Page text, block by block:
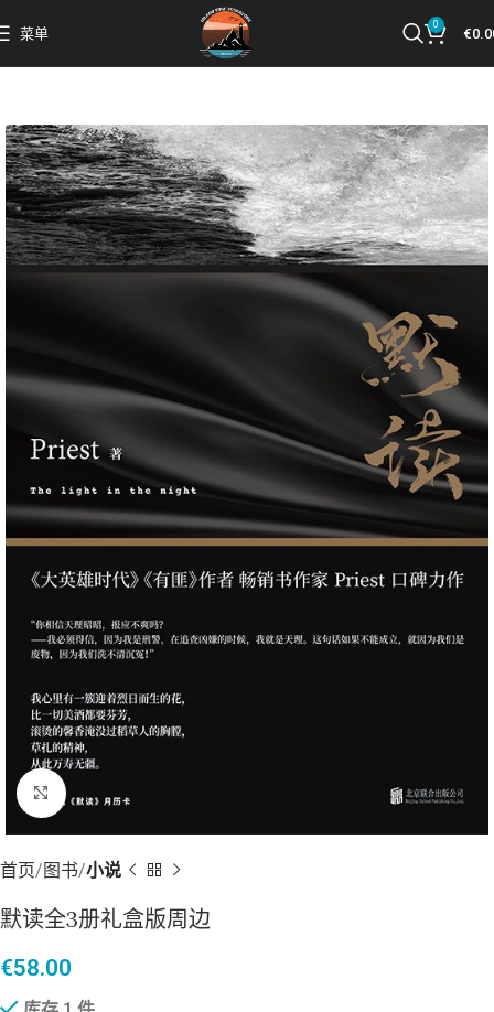
菜单
0
€
点击放大
首页 图书 小说
默读全3册礼盒版周边
€58.00